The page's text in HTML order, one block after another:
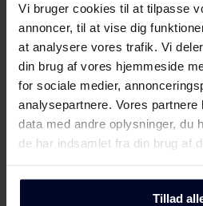
Vi bruger cookies til at tilpasse
annoncer, til at vise dig
at analysere vores trafik. Vi
din brug af vores hjemmeside
for sociale medier,
analysepartnere. Vores
data med andre oplysninger, du
de har indsamlet fra din brug af
Tillad
advarsler (DK)
advarsler (SV)
Produktbillede KSI 3315-64
Produktbillede
Mød